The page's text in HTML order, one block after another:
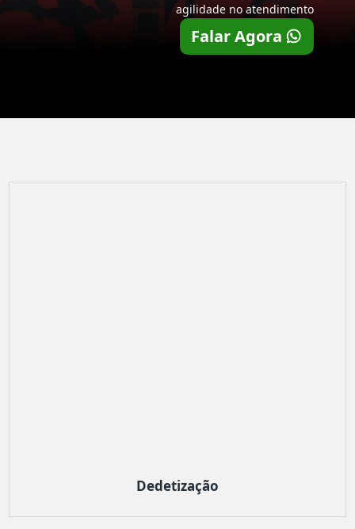
agilidade no atendimento
Falar Agora
Dedetização